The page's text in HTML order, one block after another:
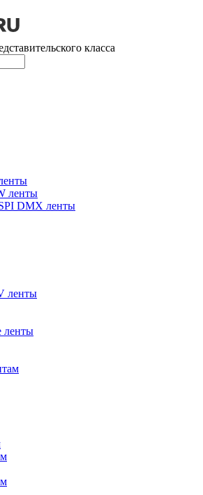
класса
ленты
DMX ленты
ленты
ленты